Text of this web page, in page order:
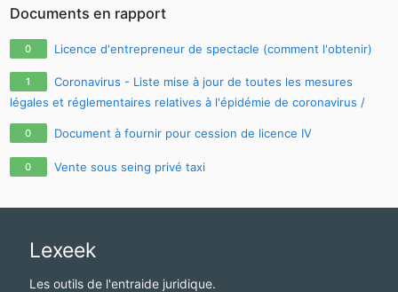
Documents en rapport
0 Licence d'entrepreneur de spectacle (comment l'obtenir)
1
Coronavirus - Liste mise à jour de toutes les mesures
légales et réglementaires relatives à l'épidémie de coronavirus /
covid-19 / sars-cov-2
0 Document à fournir pour cession de licence IV
0 Vente sous seing privé taxi
Lexeek
Les outils de l'entraide juridique.